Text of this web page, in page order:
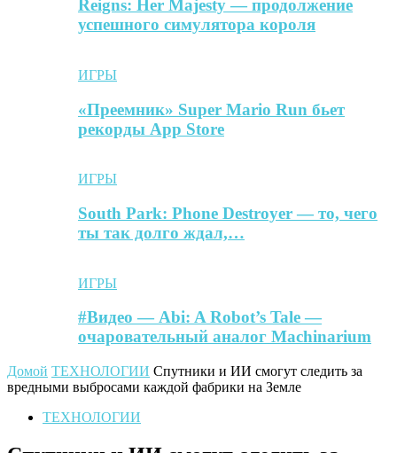
Reigns: Her Majesty — продолжение
успешного симулятора короля
ИГРЫ
«Преемник» Super Mario Run бьет
рекорды App Store
ИГРЫ
South Park: Phone Destroyer — то, чего
ты так долго ждал,…
ИГРЫ
#Видео — Abi: A Robot’s Tale —
очаровательный аналог Machinarium
Домой ТЕХНОЛОГИИ Спутники и ИИ смогут следить за
вредными выбросами каждой фабрики на Земле
ТЕХНОЛОГИИ